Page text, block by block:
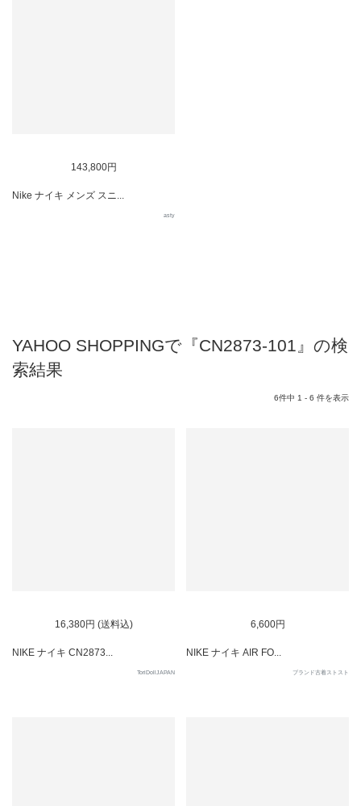
143,800円
Nike ナイキ メンズ スニ...
asty
YAHOO SHOPPINGで『CN2873-101』の検
索結果
6件中 1 - 6 件を表示
16,380円 (送料込)
NIKE ナイキ CN2873...
ToriDollJAPAN
6,600円
NIKE ナイキ AIR FO...
ブランド古着ストスト